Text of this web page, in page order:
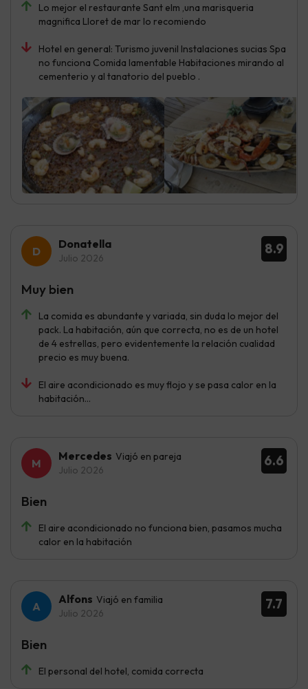
Lo mejor el restaurante Sant elm ,una marisqueria
magnifica Lloret de mar lo recomiendo
Hotel en general: Turismo juvenil Instalaciones sucias Spa
no funciona Comida lamentable Habitaciones mirando al
cementerio y al tanatorio del pueblo .
8.9
Donatella
Julio 2026
La comida es abundante y variada, sin duda lo mejor del
pack. La habitación, aún que correcta, no es de un hotel
de 4 estrellas, pero evidentemente la relación cualidad
precio es muy buena.
El aire acondicionado es muy flojo y se pasa calor en la
habitación...
Muy bien
6.6
Mercedes Viajó en pareja
Julio 2026
El aire acondicionado no funciona bien, pasamos mucha
calor en la habitación
Bien
7.7
Alfons Viajó en familia
Julio 2026
El personal del hotel, comida correcta
Bien